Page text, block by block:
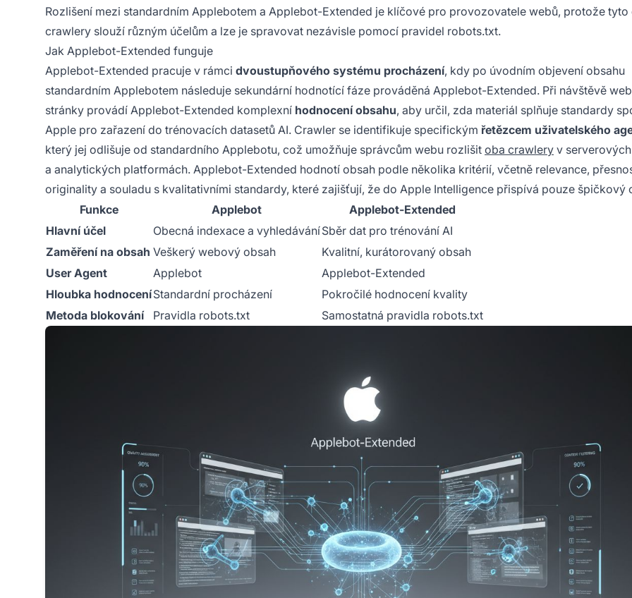
Rozlišení mezi standardním Applebotem a Applebot-Extended je klíčové pro provozovatele webů, protože tyto
crawlery slouží různým účelům a lze je spravovat nezávisle pomocí pravidel robots.txt.
Jak Applebot-Extended funguje
Applebot-Extended pracuje v rámci dvoustupňového systému procházení, kdy po úvodním objevení obsahu
standardním Applebotem následuje sekundární hodnotící fáze prováděná Applebot-Extended. Při návštěvě
stránky provádí Applebot-Extended komplexní hodnocení obsahu, aby určil, zda materiál splňuje standardy
Apple pro zařazení do trénovacích datasetů AI. Crawler se identifikuje specifickým řetězcem uživatelského
který jej odlišuje od standardního Applebotu, což umožňuje správcům webu rozlišit oba crawlery v
a analytických platformách. Applebot-Extended hodnotí obsah podle několika kritérií, včetně relevance,
originality a souladu s kvalitativními standardy, které zajišťují, že do Apple Intelligence přispívá pouze špičkový
Funkce
Applebot
Applebot-Extended
Hlavní účel
Obecná indexace a vyhledáváníSběr dat pro trénování AI
Zaměření na obsah Veškerý webový obsah
Kvalitní, kurátorovaný obsah
User Agent
Applebot
Applebot-Extended
Hloubka hodnoceníStandardní procházení
Pokročilé hodnocení kvality
Metoda blokování
Pravidla robots.txt Samostatná pravidla robots.txt